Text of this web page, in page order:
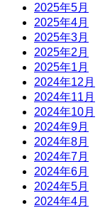
2025年5月
2025年4月
2025年3月
2025年2月
2025年1月
2024年12月
2024年11月
2024年10月
2024年9月
2024年8月
2024年7月
2024年6月
2024年5月
2024年4月